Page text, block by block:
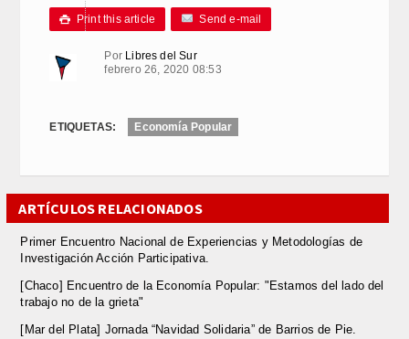
 Print this article Send e-mail
Por Libres del Sur
febrero 26, 2020 08:53
ETIQUETAS: Economía Popular
ARTÍCULOS RELACIONADOS
Primer Encuentro Nacional de Experiencias y Metodologías de
Investigación Acción Participativa.
[Chaco] Encuentro de la Economía Popular: "Estamos del lado del
trabajo no de la grieta"
[Mar del Plata] Jornada “Navidad Solidaria” de Barrios de Pie.